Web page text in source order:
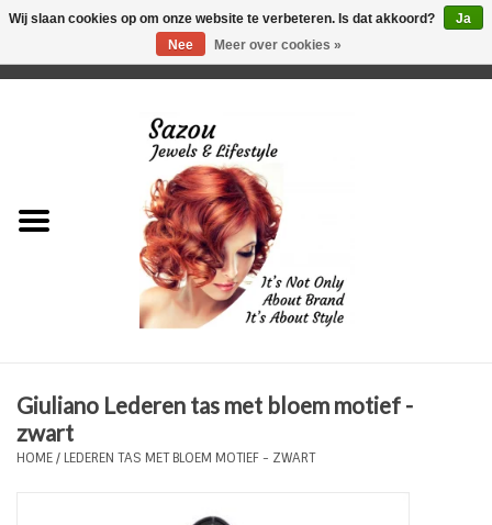
Just for Him
Plus Size Sieraden
Giuliano Lederen tas met bloem motief -
zwart
HOME/ LEDEREN TAS MET BLOEM MOTIEF - ZWART
Wij slaan cookies op om onze website te verbeteren. Is dat akkoord?
Ja
Nee
Meer over cookies »